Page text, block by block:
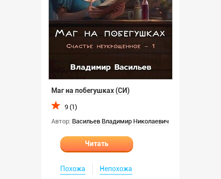
Маг на побегушках (СИ)
9 (1)
Автор: Васильев Владимир Николаевич
Читать
Похожа Непохожа